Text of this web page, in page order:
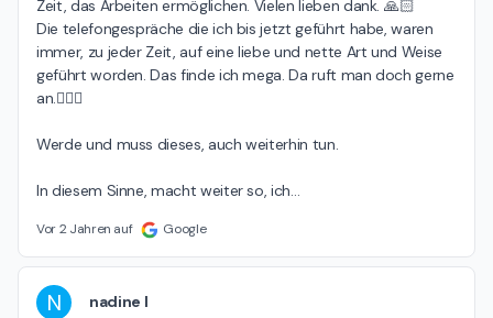
Zeit, das Arbeiten ermöglichen. Vielen lieben dank. 🙏🏻
Die telefongespräche die ich bis jetzt geführt habe, waren
immer, zu jeder Zeit, auf eine liebe und nette Art und Weise
geführt worden. Das finde ich mega. Da ruft man doch gerne
an.☝🏼🤓
Werde und muss dieses, auch weiterhin tun.
In diesem Sinne, macht weiter so, ich
Vor 2 Jahren auf Google
N nadine l